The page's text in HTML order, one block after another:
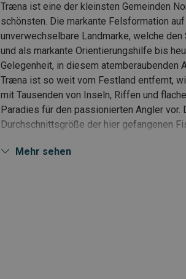
Træna ist eine der kleinsten Gemeinden
schönsten. Die markante Felsformation
unverwechselbare Landmarke, welche
und als markante Orientierungshilfe bis
Gelegenheit, in diesem atemberaubenden
Træna ist so weit vom Festland entfernt,
mit Tausenden von Inseln, Riffen und
Paradies für den passionierten Angler vor.
Durchschnittsgröße der hier gefangenen
man auch von langen Sommernächten
Mehr sehen